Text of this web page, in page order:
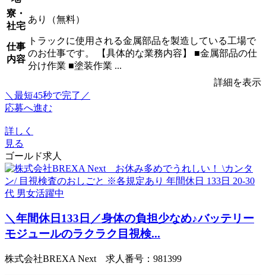
寮・
社宅
あり（無料）
仕事
内容
トラックに使用される金属部品を製造している工場で
のお仕事です。 【具体的な業務内容】 ■金属部品の仕
分け作業 ■塗装作業 ...
詳細を表示
＼最短45秒で完了／
応募へ進む
詳しく
見る
ゴールド求人
＼年間休日133日／身体の負担少なめ♪バッテリー
モジュールのラクラク目視検...
株式会社BREXA Next 求人番号：981399